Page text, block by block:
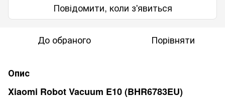
Повідомити, коли з'явиться
До обраного Порівняти
Опис
Xiaomi Robot Vacuum E10 (BHR6783EU)